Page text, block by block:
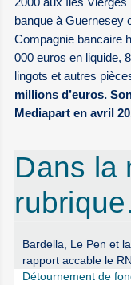
banque à Guernesey
Compagnie bancaire
000 euros en liquide,
lingots et autres
millions d’euros.
Mediapart en avril
Dans la
Bardella, Le Pen et
rapport accable le RN
Détournement de